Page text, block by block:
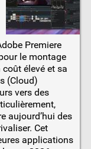
Premiere
le montage
élevé et sa
(Cloud)
vers des
aujourd’hui des
Cet
applications